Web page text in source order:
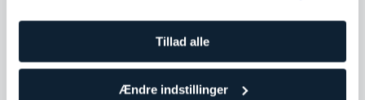
Tillad alle
Ændre indstillinger
Test mig i disse holdtræninger
Tir Ons